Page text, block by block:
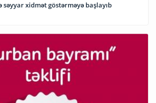
xidmət göstərməyə başlayıb